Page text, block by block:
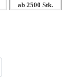
oder bei Events
bleibt
ab 2500 Stk.